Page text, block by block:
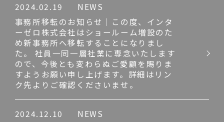
2024.02.19
NEWS
事務所移転のお知らせ｜この度、インタ
ーゼロ株式会社はショールーム増設のた
め新事務所へ移転することになりまし
た。 社員一同一層社業に専念いたします
ので、今後とも変わらぬご愛顧を賜りま
すようお願い申し上げます。詳細はリン
ク先よりご確認くださいませ。
2024.12.10
NEWS